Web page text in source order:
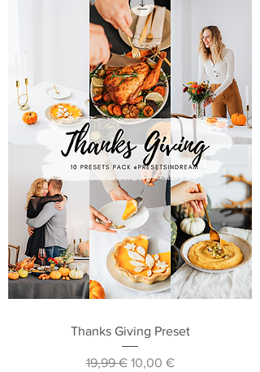
Thanks Giving Preset
Prix original
19,99 € Prix promotionnel
10,00 €